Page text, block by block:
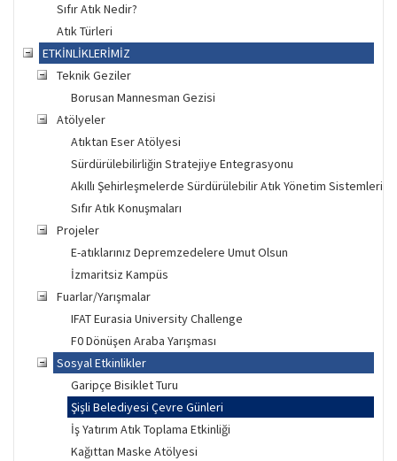
Sıfır Atık Nedir?
Atık Türleri
ETKİNLİKLERİMİZ
Teknik Geziler
Borusan Mannesman Gezisi
Atölyeler
Atıktan Eser Atölyesi
Sürdürülebilirliğin Stratejiye Entegrasyonu
Akıllı Şehirleşmelerde Sürdürülebilir Atık Yönetim Sistemleri
Sıfır Atık Konuşmaları
Projeler
E-atıklarınız Depremzedelere Umut Olsun
İzmaritsiz Kampüs
Fuarlar/Yarışmalar
IFAT Eurasia University Challenge
F0 Dönüşen Araba Yarışması
Sosyal Etkinlikler
Garipçe Bisiklet Turu
Şişli Belediyesi Çevre Günleri
İş Yatırım Atık Toplama Etkinliği
Kağıttan Maske Atölyesi